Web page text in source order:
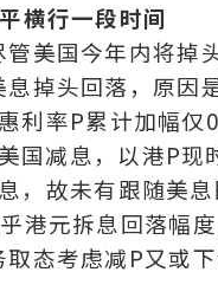
横行一段时间
美国今年内将掉
掉头回落，原因是
利率P累计加幅
国减息，以港P现
，故未有跟随美
港元拆息回落幅
态考虑减P又或下